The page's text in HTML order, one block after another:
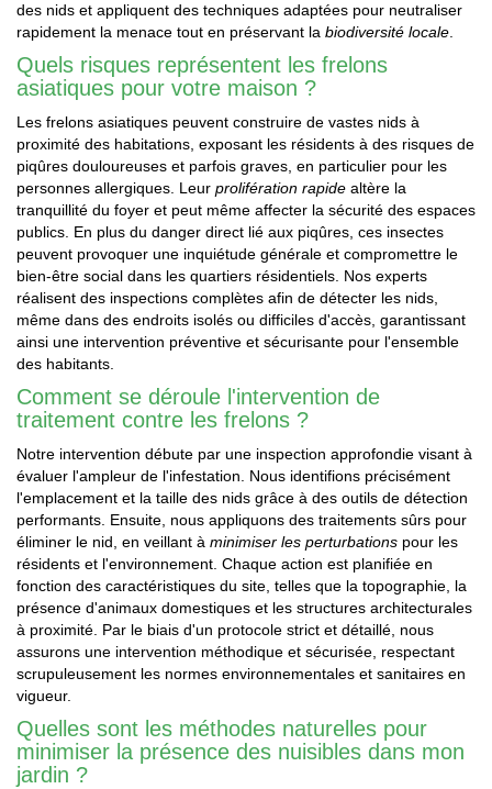
des nids et appliquent des techniques adaptées pour neutraliser
rapidement la menace tout en préservant la biodiversité locale.
Quels risques représentent les frelons
asiatiques pour votre maison ?
Les frelons asiatiques peuvent construire de vastes nids à
proximité des habitations, exposant les résidents à des risques de
piqûres douloureuses et parfois graves, en particulier pour les
personnes allergiques. Leur prolifération rapide altère la
tranquillité du foyer et peut même affecter la sécurité des espaces
publics. En plus du danger direct lié aux piqûres, ces insectes
peuvent provoquer une inquiétude générale et compromettre le
bien-être social dans les quartiers résidentiels. Nos experts
réalisent des inspections complètes afin de détecter les nids,
même dans des endroits isolés ou difficiles d'accès, garantissant
ainsi une intervention préventive et sécurisante pour l'ensemble
des habitants.
Comment se déroule l'intervention de
traitement contre les frelons ?
Notre intervention débute par une inspection approfondie visant à
évaluer l'ampleur de l'infestation. Nous identifions précisément
l'emplacement et la taille des nids grâce à des outils de détection
performants. Ensuite, nous appliquons des traitements sûrs pour
éliminer le nid, en veillant à minimiser les perturbations pour les
résidents et l'environnement. Chaque action est planifiée en
fonction des caractéristiques du site, telles que la topographie, la
présence d'animaux domestiques et les structures architecturales
à proximité. Par le biais d'un protocole strict et détaillé, nous
assurons une intervention méthodique et sécurisée, respectant
scrupuleusement les normes environnementales et sanitaires en
vigueur.
Quelles sont les méthodes naturelles pour
minimiser la présence des nuisibles dans mon
jardin ?